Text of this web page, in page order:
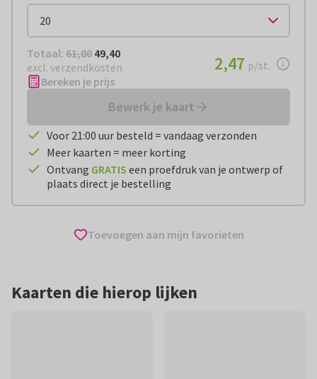
Totaal: € 49,40
Totaal: 61,80 49,40
excl. verzendkosten
€ 2,47per stuk
2,47 p/st.
Bereken je prijs
Bewerk je kaart
Voor 21:00 uur besteld = vandaag verzonden
Meer kaarten = meer korting
Ontvang GRATIS een proefdruk van je ontwerp of
plaats direct je bestelling
Toevoegen aan mijn favorieten
Kaarten die hierop lijken